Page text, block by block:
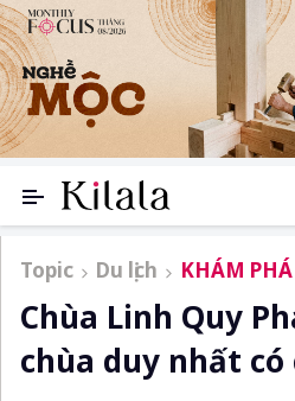
Topic Du lịch KHÁM PHÁ
Chùa Linh Quy
chùa duy nhất có